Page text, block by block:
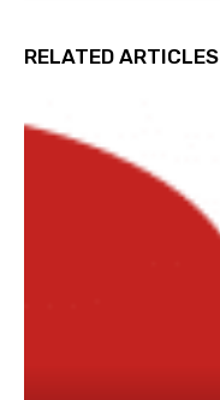
RELATED ARTICLES